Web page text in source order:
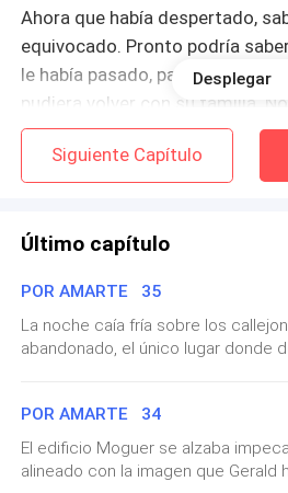
Ahora que había despertado,
equivocado. Pronto podría
le había pasado, para así
pudiera volver con su familia.
campo como ellos.
—¿D-dónde e-estoy?
la encontró en la orilla del río,
pidiendo ayuda, no dudó en
hablar ahora le llenaba de
—Mi hijo te trajo a nuestra casa,
señor Castillo, sentándose con
de madera para evitar el dolor
Desplegar
Siguiente Capítulo
Último capítulo
POR AMARTE 35
La noche caía fría sobre los
abandonado, el único lugar donde
completo su cabello. La mascarilla
del rostro, mientras una vincha
fuera de los ojos. Era su nuevo
ya no podía mostrar el rostro que
POR AMARTE 34
El edificio Moguer se alzaba
alineado con la imagen que Gerald